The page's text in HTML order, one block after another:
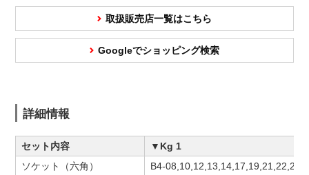
取扱販売店一覧はこちら
Googleでショッピング検索
詳細情報
セット内容
▼Kg 1
ソケット（六角）
B4-08,10,12,13,14,17,19,21,22,24